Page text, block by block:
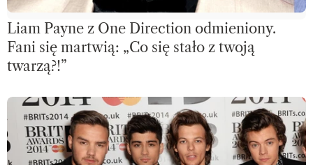
Liam Payne z One Direction odmieniony.
Fani się martwią: „Co się stało z twoją
twarzą?!”